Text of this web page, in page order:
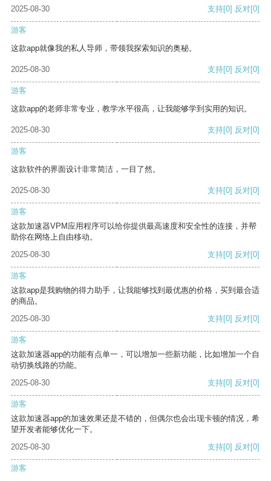
2025-08-30 支持[0] 反对[0]
游客
这款app就像我的私人导师，带领我探索知识的奥秘。
2025-08-30 支持[0] 反对[0]
游客
这款app的老师非常专业，教学水平很高，让我能够学到实用的知识。
2025-08-30 支持[0] 反对[0]
游客
这款软件的界面设计非常简洁，一目了然。
2025-08-30 支持[0] 反对[0]
游客
这款加速器VPM应用程序可以给你提供最高速度和安全性的连接，并帮
助你在网络上自由移动。
2025-08-30
支持[0] 反对[0]
游客
这款app是我购物的得力助手，让我能够找到最优惠的价格，买到最合适
的商品。
2025-08-30
支持[0] 反对[0]
游客
这款加速器app的功能有点单一，可以增加一些新功能，比如增加一个自
动切换线路的功能。
2025-08-30
支持[0] 反对[0]
游客
这款加速器app的加速效果还是不错的，但偶尔也会出现卡顿的情况，希
望开发者能够优化一下。
2025-08-30
支持[0] 反对[0]
游客